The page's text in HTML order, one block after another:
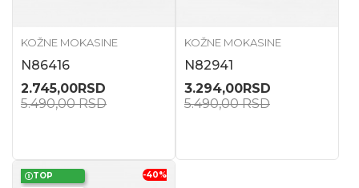
KOŽNE MOKASINE
N86416
2.745,00RSD
5.490,00RSD
KOŽNE MOKASINE
N82941
3.294,00RSD
5.490,00RSD
TOP
-40%